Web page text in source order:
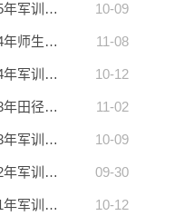
年军训… 10-09
年师生… 11-08
年军训… 10-12
年田径… 11-02
年军训… 10-09
年军训… 09-30
年军训… 10-12